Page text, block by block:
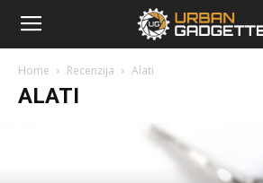
urbangadgette.com
Home Recenzija Alati
ALATI